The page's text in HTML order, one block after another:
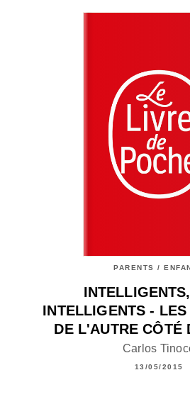
PARENTS /
INTELLIGENTS - LES
DE L'AUTRE CÔTÉ
Carlos
13/05/2015